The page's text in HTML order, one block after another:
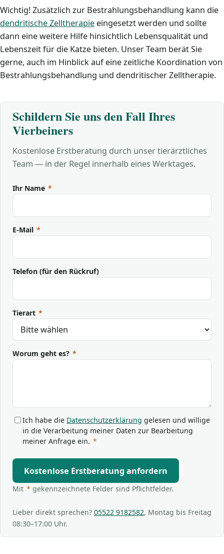
Wichtig! Zusätzlich zur Bestrahlungsbehandlung kann die
dendritische Zelltherapie eingesetzt werden und sollte
dann eine weitere Hilfe hinsichtlich Lebensqualität und
Lebenszeit für die Katze bieten. Unser Team berät Sie
gerne, auch im Hinblick auf eine zeitliche Koordination von
Bestrahlungsbehandlung und dendritischer Zelltherapie.
Schildern Sie uns den Fall Ihres
Vierbeiners
Kostenlose Erstberatung durch unser tierärztliches
Team — in der Regel innerhalb eines Werktages.
Ihr Name *
E-Mail *
Telefon (für den Rückruf)
Tierart *
Worum geht es? *
Ich habe die Datenschutzerklärung gelesen und willige
in die Verarbeitung meiner Daten zur Bearbeitung
meiner Anfrage ein. *
Kostenlose Erstberatung anfordern
Mit * gekennzeichnete Felder sind Pflichtfelder.
Lieber direkt sprechen? 05522 9182582, Montag bis Freitag
08:30–17:00 Uhr.